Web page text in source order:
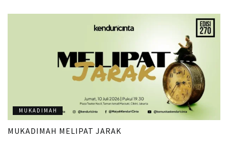
MUKADIMAH
MUKADIMAH MELIPAT JARAK